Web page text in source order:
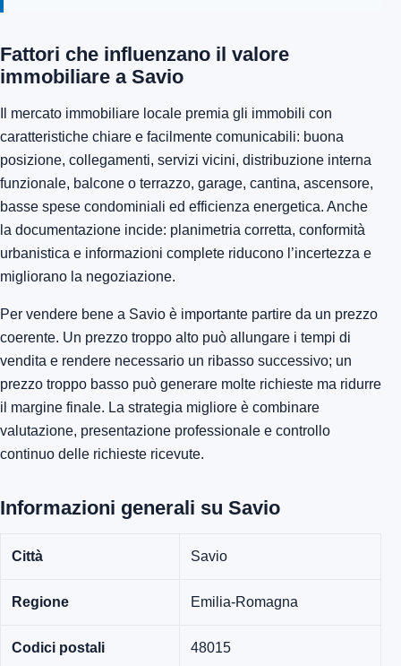
Fattori che influenzano il valore
immobiliare a Savio
Il mercato immobiliare locale premia gli immobili con
caratteristiche chiare e facilmente comunicabili: buona
posizione, collegamenti, servizi vicini, distribuzione interna
funzionale, balcone o terrazzo, garage, cantina, ascensore,
basse spese condominiali ed efficienza energetica. Anche
la documentazione incide: planimetria corretta, conformità
urbanistica e informazioni complete riducono l’incertezza e
migliorano la negoziazione.
Per vendere bene a Savio è importante partire da un prezzo
coerente. Un prezzo troppo alto può allungare i tempi di
vendita e rendere necessario un ribasso successivo; un
prezzo troppo basso può generare molte richieste ma ridurre
il margine finale. La strategia migliore è combinare
valutazione, presentazione professionale e controllo
continuo delle richieste ricevute.
Informazioni generali su Savio
Città Savio
Regione Emilia-Romagna
Codici postali 48015